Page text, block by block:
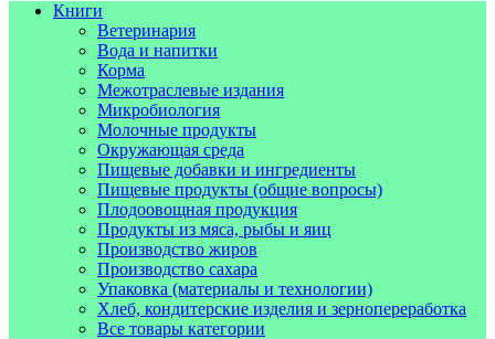
Книги
Ветеринария
Вода и напитки
Корма
Межотраслевые издания
Микробиология
Молочные продукты
Окружающая среда
Пищевые добавки и ингредиенты
Пищевые продукты (общие вопросы)
Плодоовощная продукция
Продукты из мяса, рыбы и яиц
Производство жиров
Производство сахара
Упаковка (материалы и технологии)
Хлеб, кондитерские изделия и зернопереработка
Все товары категории